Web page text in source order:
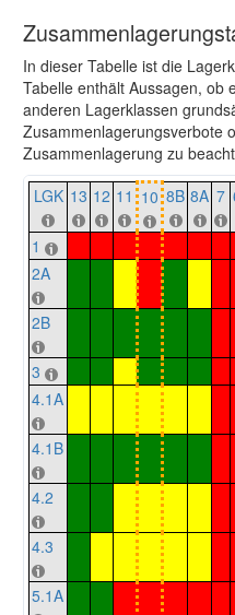
In dieser Tabelle ist die
Tabelle enthält Aussagen, ob
anderen Lagerklassen
Zusammenlagerungsverbote
Zusammenlagerung zu
LGK 13 12 11 10 8B 8A 7
1
2A
2B
3
4.1A
4.1B
4.2
4.3
5.1A